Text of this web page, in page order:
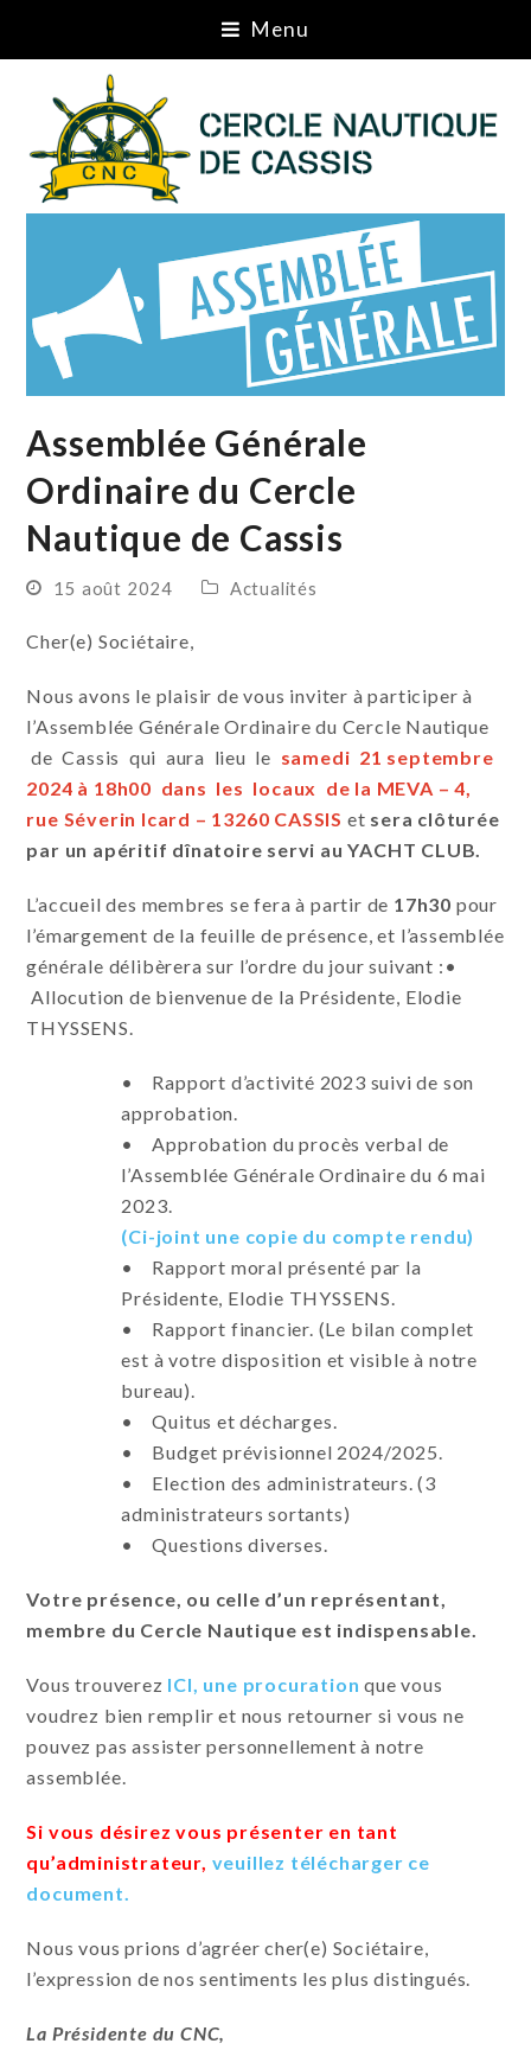
Menu
Assemblée Générale
Ordinaire du Cercle
Nautique de Cassis
15 août 2024 Actualités
Cher(e) Sociétaire,
Nous avons le plaisir de vous inviter à participer à
l’Assemblée Générale Ordinaire du Cercle Nautique
de Cassis qui aura lieu le samedi 21 septembre
2024 à 18h00 dans les locaux de la MEVA – 4,
rue Séverin Icard – 13260 CASSIS et sera clôturée
par un apéritif dînatoire servi au YACHT CLUB.
L’accueil des membres se fera à partir de 17h30 pour
l’émargement de la feuille de présence, et l’assemblée
générale délibèrera sur l’ordre du jour suivant :•
Allocution de bienvenue de la Présidente, Elodie
THYSSENS.
• Rapport d’activité 2023 suivi de son
approbation.
• Approbation du procès verbal de
l’Assemblée Générale Ordinaire du 6 mai
2023.
(Ci-joint une copie du compte rendu)
• Rapport moral présenté par la
Présidente, Elodie THYSSENS.
• Rapport financier. (Le bilan complet
est à votre disposition et visible à notre
bureau).
• Quitus et décharges.
• Budget prévisionnel 2024/2025.
• Election des administrateurs. (3
administrateurs sortants)
• Questions diverses.
Votre présence, ou celle d’un représentant,
membre du Cercle Nautique est indispensable.
Vous trouverez ICI, une procuration que vous
voudrez bien remplir et nous retourner si vous ne
pouvez pas assister personnellement à notre
assemblée.
Si vous désirez vous présenter en tant
qu’administrateur, veuillez télécharger ce
document.
Nous vous prions d’agréer cher(e) Sociétaire,
l’expression de nos sentiments les plus distingués.
La Présidente du CNC,